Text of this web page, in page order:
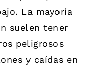
La mayoría
suelen tener
peligrosos
y caídas en